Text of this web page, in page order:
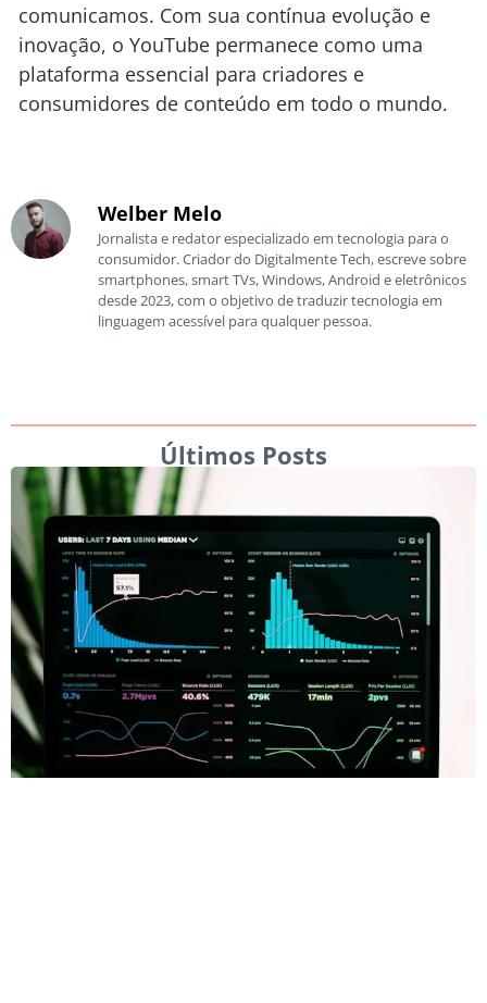
comunicamos. Com sua contínua evolução e
inovação, o YouTube permanece como uma
plataforma essencial para criadores e
consumidores de conteúdo em todo o mundo.
Welber Melo
Jornalista e redator especializado em tecnologia para o
consumidor. Criador do Digitalmente Tech, escreve sobre
smartphones, smart TVs, Windows, Android e eletrônicos
desde 2023, com o objetivo de traduzir tecnologia em
linguagem acessível para qualquer pessoa.
Últimos Posts